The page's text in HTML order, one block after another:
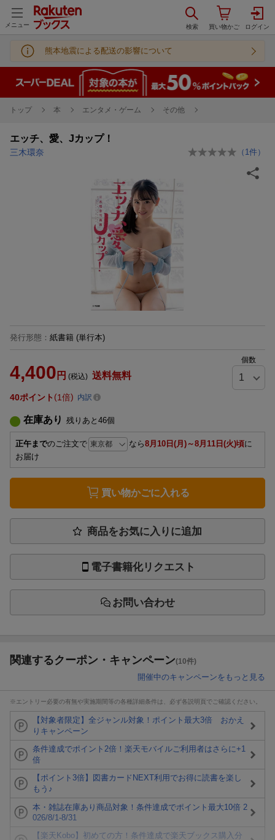
メニュー
熊本地震による配送の影響について
トップ 本 エンタメ・ゲーム その他
エッチ、愛、Jカップ！
三木環奈 （ 1 件）
発行形態 ： 紙書籍 (単行本)
4,400 円 (税込) 送料無料
個数
40ポイント 1倍 内訳
在庫あり 残りあと 46個
正午までのご注文で なら8月10日(月)～8月11日(火)頃に
お届け
買い物かごに入れる
商品をお気に入りに追加
電子書籍化リクエスト
お問い合わせ
関連するクーポン・キャンペーン(10件)
開催中のキャンペーンをもっと見る
※エントリー必要の有無や実施期間等の各種詳細条件は、必ず各説明頁でご確認ください。
【対象者限定】全ジャンル対象！ポイント最大3倍 おかえ
りキャンペーン
条件達成でポイント2倍！楽天モバイルご利用者はさらに+1
倍
【ポイント3倍】図書カードNEXT利用でお得に読書を楽し
もう♪
本・雑誌在庫あり商品対象！条件達成でポイント最大10倍 2
026/8/1-8/31
【楽天Kobo】初めての方！条件達成で楽天ブックス購入分